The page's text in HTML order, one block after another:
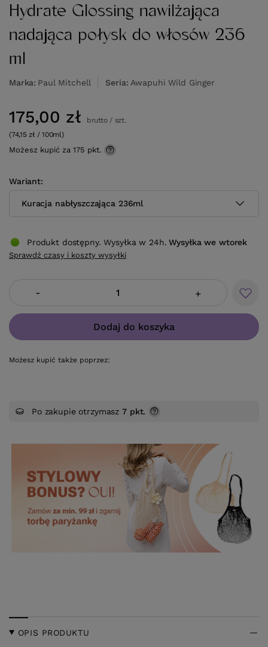
Hydrate Glossing nawilżająca
nadająca połysk do włosów 236
ml
Marka Paul Mitchell Seria Awapuhi Wild Ginger
Wariant
Kuracja nabłyszczająca 236ml
175,00 zł brutto/ szt.
(74,15 zł / 100ml)
Możesz kupić za 175 pkt.
- +
Dodaj do koszyka
Możesz kupić także poprzez:
Produkt dostępny. Wysyłka w 24h. Wysyłkawe wtorek
Sprawdź czasy i koszty wysyłki
Po zakupie otrzymasz7 pkt.
OPIS PRODUKTU